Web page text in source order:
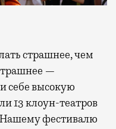
страшнее, чем
—
себе высокую
13 клоун-театров
Нашему фестивалю